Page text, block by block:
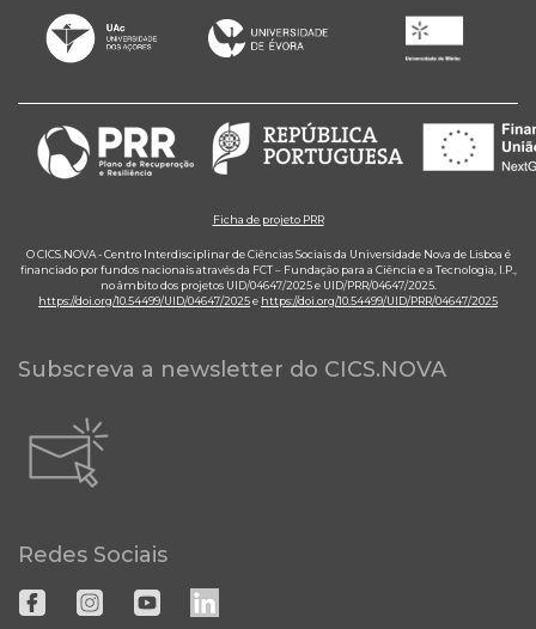
Ficha de projeto PRR
O CICS.NOVA - Centro Interdisciplinar de Ciências Sociais da Universidade Nova de Lisboa é
financiado por fundos nacionais através da FCT – Fundação para a Ciência e a Tecnologia, I.P.,
no âmbito dos projetos UID/04647/2025 e UID/PRR/04647/2025.
https://doi.org/10.54499/UID/04647/2025e https://doi.org/10.54499/UID/PRR/04647/2025
Subscreva a newsletter do CICS.NOVA
Redes Sociais